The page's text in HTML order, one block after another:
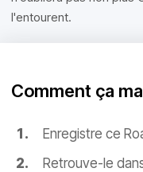
l'entourent.
Comment ça
Enregistre ce
Retrouve-le